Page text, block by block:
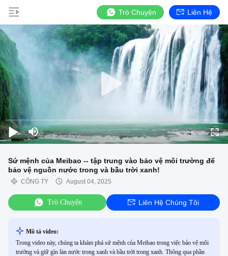
Trò Chuyện Liên Hệ
Sứ mệnh của Meibao -- tập trung vào bảo vệ môi trường để
bảo vệ nguồn nước trong và bầu trời xanh!
CÔNG TY August 04, 2025
Trò Chuyện Liên Hệ Chúng Tôi
Mô tả video:
Trong video này, chúng ta khám phá sứ mệnh của Meibao trong việc bảo vệ môi
trường và giữ gìn làn nước trong xanh và bầu trời trong xanh. Thông qua phần